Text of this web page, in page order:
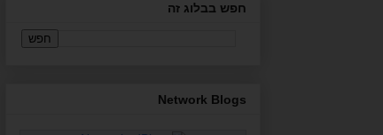
חפש בבלוג זה
Network Blogs